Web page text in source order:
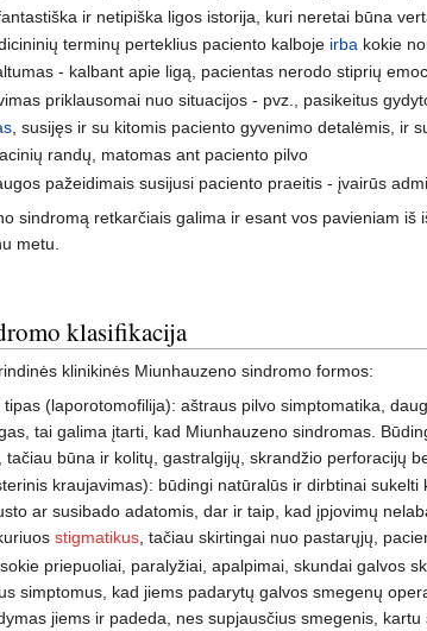
ir netipiška ligos istorija, kuri neretai būna
terminų perteklius paciento kalboje irba kokie
- kalbant apie ligą, pacientas nerodo stiprių
priklausomai nuo situacijos - pvz., pasikeitus
, susijęs ir su kitomis paciento gyvenimo detalėmis, ir
randų, matomas ant paciento pilvo
pažeidimais susijusi paciento praeitis - įvairūs
sindromą retkarčiais galima ir esant vos pavieniam
metu.
klasifikacija
klinikinės Miunhauzeno sindromo formos:
(laporotomofilija): aštraus pilvo simptomatika,
tai galima įtarti, kad Miunhauzeno sindromas.
tačiau būna ir kolitų, gastralgijų, skrandžio perforacijų
kraujavimas): būdingi natūralūs ir dirbtinai
ar susibado adatomis, dar ir taip, kad įpjovimų
stigmatikus, tačiau skirtingai nuo pastarųjų,
priepuoliai, paralyžiai, apalpimai, skundai galvos
simptomus, kad jiems padarytų galvos smegenų
jiems ir padeda, nes supjausčius smegenis,